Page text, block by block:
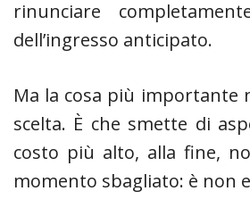
rinunciare
dell’ingresso anticipato.
Ma la cosa più importante
scelta. È che smette di
costo più alto, alla fine,
momento sbagliato: è non